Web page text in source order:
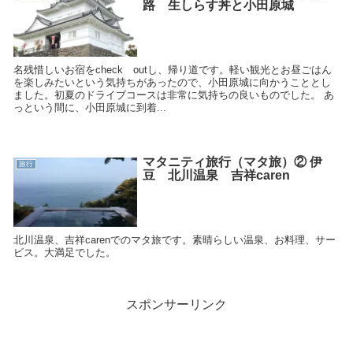
路 生しらす丼と小田原城
名残惜しいお宿をcheck outし、帰り道です。軽い観光とお昼ごはん
を楽しみたいという気持ちがあったので、小田原城に向かうこととし
ました。初夏のドライブコースは非常に気持ちの良いものでした。 あ
っという間に、小田原城に到着...
旅行
マタニティ旅行（マタ旅）② 伊
豆 北川温泉 吉祥caren
北川温泉、吉祥carenでのマタ旅です。素晴らしい温泉、お料理、サー
ビス。大満足でした。
スポンサーリンク